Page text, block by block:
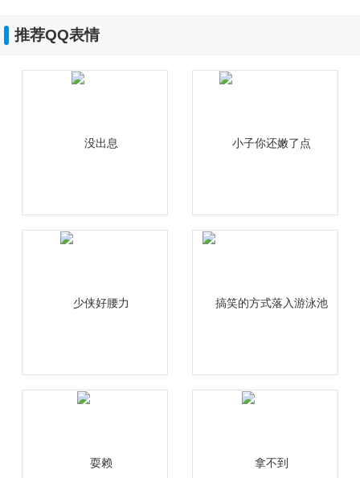
推荐QQ表情